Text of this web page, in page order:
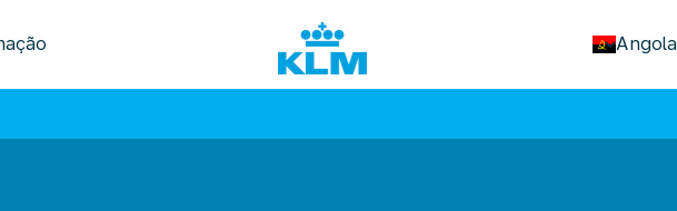
Angola
keyboard_arrow_down